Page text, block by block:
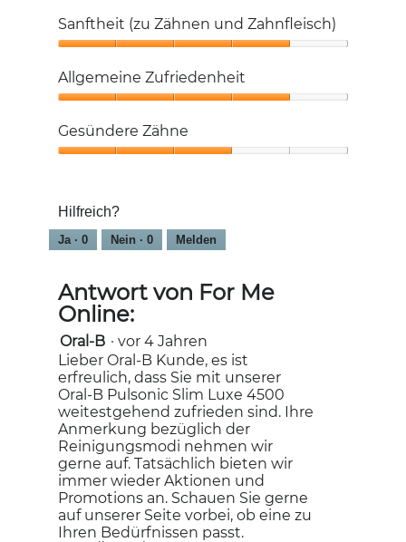
gründliche
Reinigung,
von
5
Sanftheit (zu Zähnen und Zahnfleisch)
(zu
Zähnen
Zahnfleisch),
4
von
Allgemeine Zufriedenheit
Zufriedenheit,
4
Gesündere Zähne
von
5
Hilfreich?
Ja · 0 Nein · 0 Melden
Antwort von For Me
Online:
Oral-B · vor 4 Jahren
Lieber Oral-B Kunde, es ist
erfreulich, dass Sie mit unserer
Oral-B Pulsonic Slim Luxe 4500
weitestgehend zufrieden sind. Ihre
Anmerkung bezüglich der
Reinigungsmodi nehmen wir
gerne auf. Tatsächlich bieten wir
immer wieder Aktionen und
Promotions an. Schauen Sie gerne
auf unserer Seite vorbei, ob eine zu
Ihren Bedürfnissen passt.